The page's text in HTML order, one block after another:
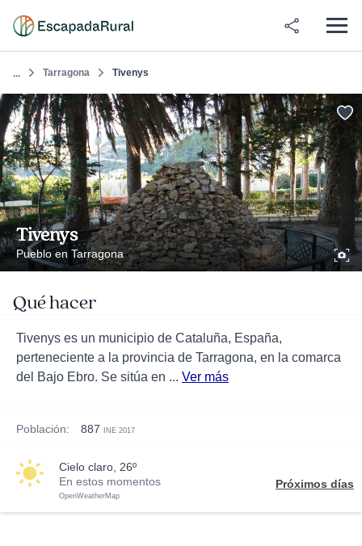
... Tarragona Tivenys
Tivenys
Pueblo en Tarragona
Qué hacer
Tivenys es un municipio de Cataluña, España,
perteneciente a la provincia de Tarragona, en la comarca
del Bajo Ebro. Se sitúa en ... Ver más
Población: 887 INE 2017
cielo claro, 26º
En estos momentos
OpenWeatherMap
Próximos días